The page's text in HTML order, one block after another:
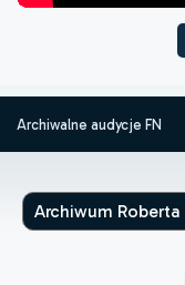
Archiwalne audycje FN